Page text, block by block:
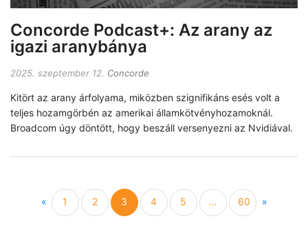
Concorde Podcast+: Az arany az
igazi aranybánya
2025. szeptember 12. Concorde
Kitört az arany árfolyama, miközben szignifikáns esés volt a
teljes hozamgörbén az amerikai államkötvényhozamoknál.
Broadcom úgy döntött, hogy beszáll versenyezni az Nvidiával.
«Previous
1 2 3 4 5 … 60 »Next